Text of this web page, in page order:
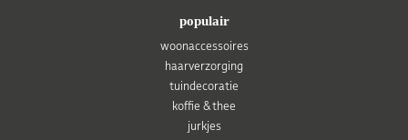
populair
woonaccessoires
haarverzorging
tuindecoratie
koffie & thee
jurkjes